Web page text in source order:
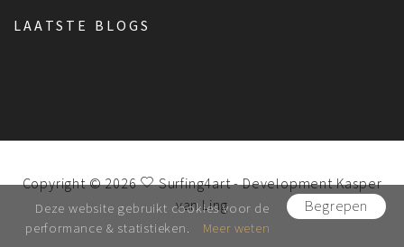
LAATSTE BLOGS
Copyright © 2026 Surfing4art- DevelopmentKasper
van Ling
Begrepen
Deze website gebruikt cookies voor de
performance & statistieken.
Meer weten